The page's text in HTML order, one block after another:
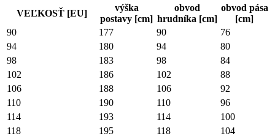
VEĽKOSŤ [EU]
výška
postavy [cm]
obvod
hrudníka [cm]
obvod pása
[cm]
90
177 90
76
94
180 94
80
98
183 98
84
102
186 102
88
106
188 106
92
110
190 110
96
114
193 114
100
118
195 118
104